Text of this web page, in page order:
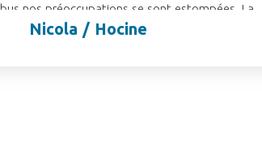
nos préoccupations se sont estompées. La
l'agent de voyages était superbe - la réponse
Nicola / Hocine